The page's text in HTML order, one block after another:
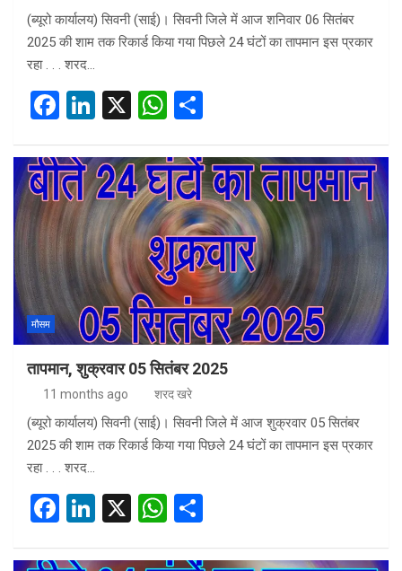
(ब्यूरो कार्यालय) सिवनी (साई)। सिवनी जिले में आज शनिवार 06 सितंबर
2025 की शाम तक रिकार्ड किया गया पिछले 24 घंटों का तापमान इस प्रकार
रहा . . . शरद…
F
ce
b
o
o
k
Li
ke
dI
n
X
W
at
s
A
p
p
ar
e
मौसम
तापमान, शुक्रवार 05 सितंबर 2025
11 months ago शरद खरे
(ब्यूरो कार्यालय) सिवनी (साई)। सिवनी जिले में आज शुक्रवार 05 सितंबर
2025 की शाम तक रिकार्ड किया गया पिछले 24 घंटों का तापमान इस प्रकार
रहा . . . शरद…
F
Li
X
W